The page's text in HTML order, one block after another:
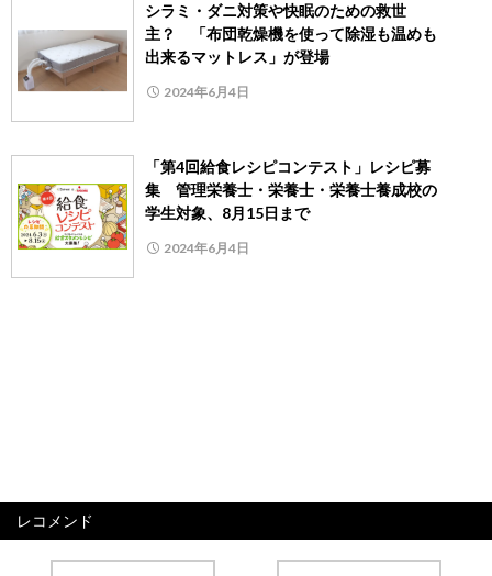
シラミ・ダニ対策や快眠のための救世
主？ 「布団乾燥機を使って除湿も温めも
出来るマットレス」が登場
2024年6月4日
「第4回給食レシピコンテスト」レシピ募
集 管理栄養士・栄養士・栄養士養成校の
学生対象、8月15日まで
2024年6月4日
レコメンド